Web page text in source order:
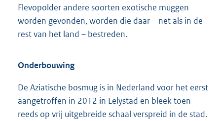
Flevopolder andere soorten exotische muggen
worden gevonden, worden die daar – net als in de
rest van het land – bestreden.
Onderbouwing
De Aziatische bosmug is in Nederland voor het eerst
aangetroffen in 2012 in Lelystad en bleek toen
reeds op vrij uitgebreide schaal verspreid in de stad.